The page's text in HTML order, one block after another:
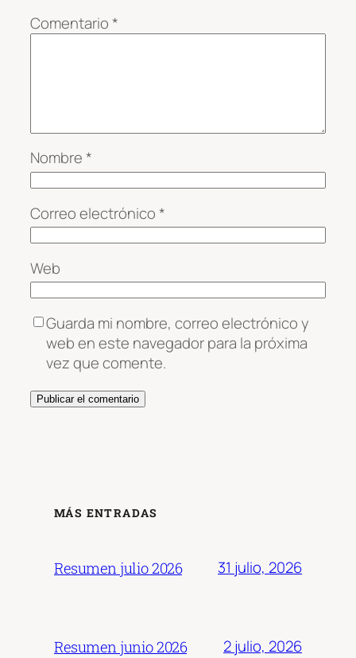
Comentario*
Nombre*
Correo electrónico*
Web
Guarda mi nombre, correo electrónico y
web en este navegador para la próxima
vez que comente.
MÁS ENTRADAS
Resumen julio 2026 31 julio, 2026
Resumen junio 2026 2 julio, 2026